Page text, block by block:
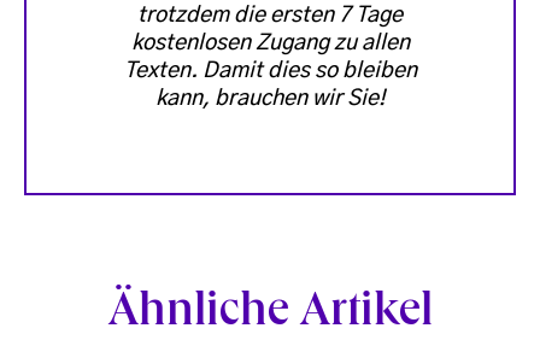
trotzdem die ersten 7 Tage
kostenlosen Zugang zu allen
Texten. Damit dies so bleiben
kann, brauchen wir Sie!
Ähnliche Artikel